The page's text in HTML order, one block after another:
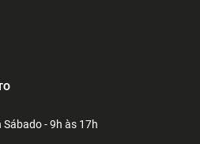
Sábado - 9h às 17h